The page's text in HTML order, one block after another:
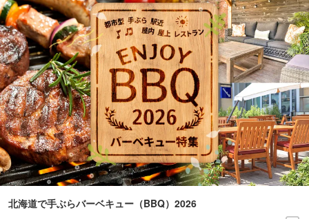
北海道で手ぶらバーベキュー（BBQ）2026